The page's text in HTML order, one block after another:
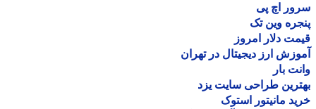
اچ پی
وین تک
دلار امروز
ارز دیجیتال در تهران
بار
طراحی سایت یزد
مانیتور استوک